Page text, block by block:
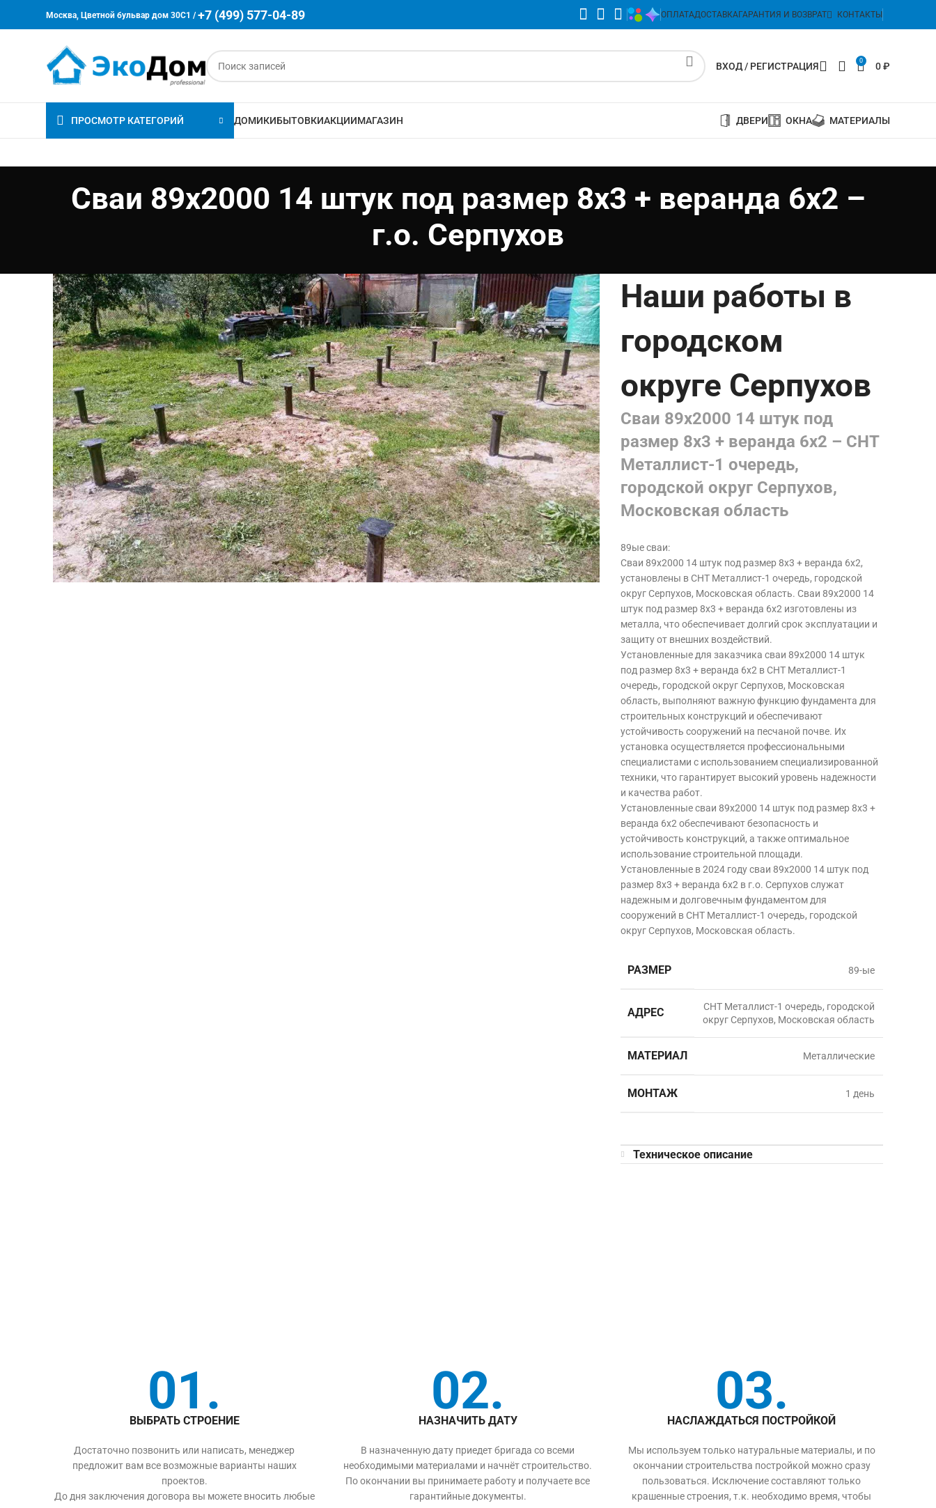
Москва, Цветной бульвар дом 30C1 / +7 (499) 577-04-89 ОПЛАТАДОСТАВКАГАРАНТИЯ И ВОЗВРАТ КОНТАКТЫ
ВХОД / РЕГИСТРАЦИЯ 0 0₽
ПРОСМОТР КАТЕГОРИЙ ДОМИКИБЫТОВКИАКЦИИМАГАЗИН ДВЕРИ ОКНА МАТЕРИАЛЫ
Сваи 89х2000 14 штук под размер 8х3 + веранда 6х2 –
г.о. Серпухов
Наши работы в
городском
округе Серпухов
Сваи 89х2000 14 штук под
размер 8х3 + веранда 6х2 – СНТ
Металлист-1 очередь,
городской округ Серпухов,
Московская область
89ые сваи:
Сваи 89х2000 14 штук под размер 8х3 + веранда 6х2,
установлены в СНТ Металлист-1 очередь, городской
округ Серпухов, Московская область. Сваи 89х2000 14
штук под размер 8х3 + веранда 6х2 изготовлены из
металла, что обеспечивает долгий срок эксплуатации и
защиту от внешних воздействий.
Установленные для заказчика сваи 89х2000 14 штук
под размер 8х3 + веранда 6х2 в СНТ Металлист-1
очередь, городской округ Серпухов, Московская
область, выполняют важную функцию фундамента для
строительных конструкций и обеспечивают
устойчивость сооружений на песчаной почве. Их
установка осуществляется профессиональными
специалистами с использованием специализированной
техники, что гарантирует высокий уровень надежности
и качества работ.
Установленные сваи 89х2000 14 штук под размер 8х3 +
веранда 6х2 обеспечивают безопасность и
устойчивость конструкций, а также оптимальное
использование строительной площади.
Установленные в 2024 году сваи 89х2000 14 штук под
размер 8х3 + веранда 6х2 в г.о. Серпухов служат
надежным и долговечным фундаментом для
сооружений в СНТ Металлист-1 очередь, городской
округ Серпухов, Московская область.
РАЗМЕР 89-ые
АДРЕС
СНТ Металлист-1 очередь, городской
округ Серпухов, Московская область
МАТЕРИАЛ Металлические
МОНТАЖ 1 день
Техническое описание
01.
ВЫБРАТЬ СТРОЕНИЕ
Достаточно позвонить или написать, менеджер
предложит вам все возможные варианты наших
проектов.
До дня заключения договора вы можете вносить любые
02.
НАЗНАЧИТЬ ДАТУ
В назначенную дату приедет бригада со всеми
необходимыми материалами и начнёт строительство.
По окончании вы принимаете работу и получаете все
гарантийные документы.
03.
НАСЛАЖДАТЬСЯ ПОСТРОЙКОЙ
Мы используем только натуральные материалы, и по
окончании строительства постройкой можно сразу
пользоваться. Исключение составляют только
крашенные строения, т.к. необходимо время, чтобы